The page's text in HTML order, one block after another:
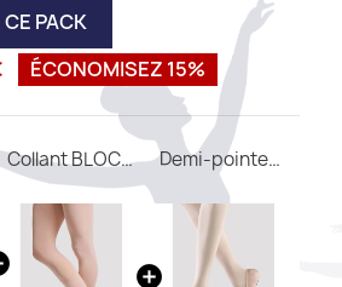
PACK
ÉCONOMISEZ 15%
Collant BLOCH avec pieds T0981 Demi-pointes enfant BLOCH Belle